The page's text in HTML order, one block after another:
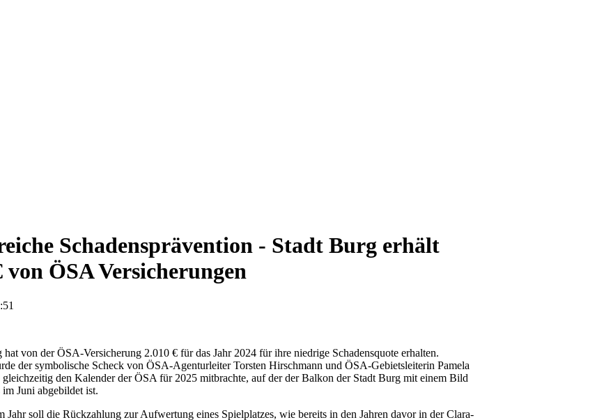
Schadensprävention - Stadt Burg erhält
von ÖSA Versicherungen
von der ÖSA-Versicherung 2.010 € für das Jahr 2024 für ihre niedrige Schadensquote erhalten.
der symbolische Scheck von ÖSA-Agenturleiter Torsten Hirschmann und ÖSA-Gebietsleiterin Pamela
den Kalender der ÖSA für 2025 mitbrachte, auf der der Balkon der Stadt Burg mit einem Bild
im Juni abgebildet ist.
Jahr soll die Rückzahlung zur Aufwertung eines Spielplatzes, wie bereits in den Jahren davor in der Clara-